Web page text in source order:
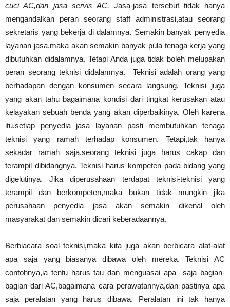
cuci AC,dan jasa servis AC.Jasa-jasa tersebut tidak hanya
mengandalkan peran seorang staff administrasi,atau seorang
sekretaris yang bekerja di dalamnya. Semakin banyak penyedia
layanan jasa,maka akan semakin banyak pula tenaga kerja yang
dibutuhkan didalamnya. Tetapi Anda juga tidak boleh melupakan
peran seorang teknisi didalamnya. Teknisi adalah orang yang
berhadapan dengan konsumen secara langsung. Teknisi juga
yang akan tahu bagaimana kondisi dari tingkat kerusakan atau
kelayakan sebuah benda yang akan diperbaikinya. Oleh karena
itu,setiap penyedia jasa layanan pasti membutuhkan tenaga
teknisi yang ramah terhadap konsumen. Tetapi,tak hanya
sekadar ramah saja,seorang teknisi juga harus cakap dan
terampil dibidangnya. Teknisi harus kompeten pada bidang yang
digelutinya. Jika diperusahaan terdapat teknisi-teknisi yang
terampil dan berkompeten,maka bukan tidak mungkin jika
perusahaan penyedia jasa akan semakin dikenal oleh
masyarakat dan semakin dicari keberadaannya.
Berbiacara soal teknisi,maka kita juga akan berbicara alat-alat
apa saja yang biasanya dibawa oleh mereka. Teknisi AC
contohnya,ia tentu harus tau dan menguasai apa saja bagian-
bagian dari AC,bagaimana cara perawatannya,dan pastinya apa
saja peralatan yang harus dibawa. Peralatan ini tak hanya